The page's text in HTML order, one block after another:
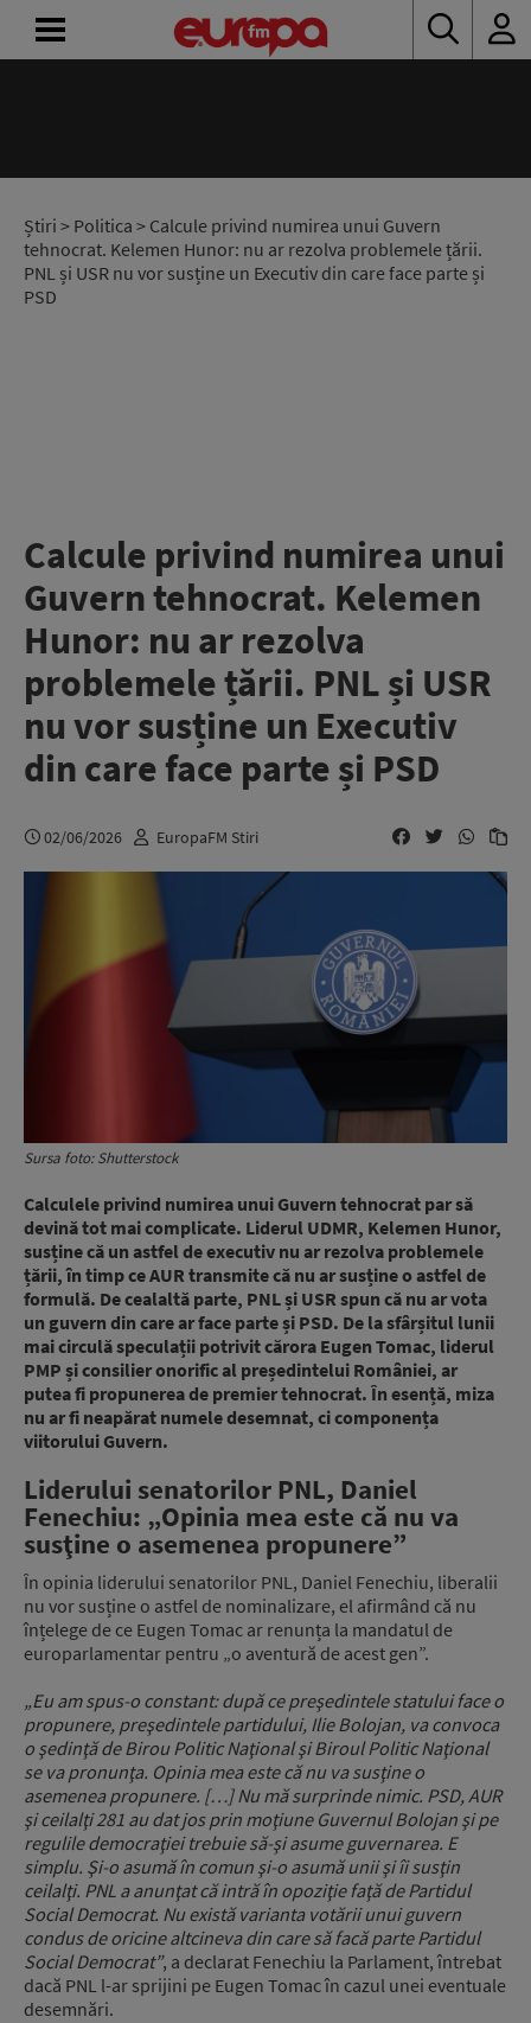
Știri > Politica > Calcule privind numirea unui Guvern
tehnocrat. Kelemen Hunor: nu ar rezolva problemele țării.
PNL și USR nu vor susține un Executiv din care face parte și
PSD
Calcule privind numirea unui
Guvern tehnocrat. Kelemen
Hunor: nu ar rezolva
problemele țării. PNL și USR
nu vor susține un Executiv
din care face parte și PSD
02/06/2026 EuropaFM Stiri
Sursa foto: Shutterstock
Calculele privind numirea unui Guvern tehnocrat par să
devină tot mai complicate. Liderul UDMR, Kelemen Hunor,
susține că un astfel de executiv nu ar rezolva problemele
țării, în timp ce AUR transmite că nu ar susține o astfel de
formulă. De cealaltă parte, PNL și USR spun că nu ar vota
un guvern din care ar face parte și PSD. De la sfârșitul lunii
mai circulă speculații potrivit cărora Eugen Tomac, liderul
PMP și consilier onorific al președintelui României, ar
putea fi propunerea de premier tehnocrat. În esență, miza
nu ar fi neapărat numele desemnat, ci componența
viitorului Guvern.
Liderului senatorilor PNL, Daniel
Fenechiu: „Opinia mea este că nu va
susţine o asemenea propunere”
În opinia liderului senatorilor PNL, Daniel Fenechiu, liberalii
nu vor susține o astfel de nominalizare, el afirmând că nu
înțelege de ce Eugen Tomac ar renunța la mandatul de
europarlamentar pentru „o aventură de acest gen”.
„Eu am spus-o constant: după ce preşedintele statului face o
propunere, preşedintele partidului, Ilie Bolojan, va convoca
o şedinţă de Birou Politic Naţional şi Biroul Politic Naţional
se va pronunţa. Opinia mea este că nu va susţine o
asemenea propunere. […] Nu mă surprinde nimic. PSD, AUR
şi ceilalţi 281 au dat jos prin moţiune Guvernul Bolojan şi pe
regulile democraţiei trebuie să-şi asume guvernarea. E
simplu. Şi-o asumă în comun şi-o asumă unii şi îi susţin
ceilalţi. PNL a anunţat că intră în opoziţie faţă de Partidul
Social Democrat. Nu există varianta votării unui guvern
condus de oricine altcineva din care să facă parte Partidul
Social Democrat”, a declarat Fenechiu la Parlament, întrebat
dacă PNL l-ar sprijini pe Eugen Tomac în cazul unei eventuale
desemnări.
RADIO
CONCURSURI